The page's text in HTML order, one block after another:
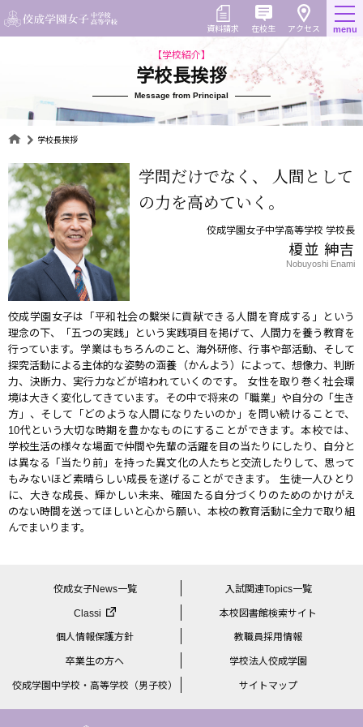
to
content
アクセス
在校生
資料請求 menu
【学校紹介】
学校長挨拶
Message from Principal
学校長挨拶
学問だけでなく、
人間として
の力を高めていく。
佼成学園女子中学高等学校 学校長
榎並 紳吉
Nobuyoshi Enami
佼成学園女子は「平和社会の繫栄に貢献できる人間を育成する」という
理念の下、「五つの実践」という実践項目を掲げて、人間力を養う教育を
行っています。学業はもちろんのこと、海外研修、行事や部活動、そして
探究活動による主体的な姿勢の涵養（かんよう）によって、想像力、判断
力、決断力、実行力などが培われていくのです。 女性を取り巻く社会環
境は大きく変化してきています。その中で将来の「職業」や自分の「生き
方」、そして「どのような人間になりたいのか」を問い続けることで、
10代という大切な時期を豊かなものにすることができます。本校では、
学校生活の様々な場面で仲間や先輩の活躍を目の当たりにしたり、自分と
は異なる「当たり前」を持った異文化の人たちと交流したりして、思って
もみないほど素晴らしい成長を遂げることができます。 生徒一人ひとり
に、大きな成長、輝かしい未来、確固たる自分づくりのためのかけがえ
のない時間を送ってほしいと心から願い、本校の教育活動に全力で取り組
んでまいります。
佼成女子News一覧 入試関連Topics一覧
Classi 本校図書館検索サイト
個人情報保護方針 教職員採用情報
卒業生の方へ 学校法人佼成学園
佼成学園中学校・高等学校（男子校） サイトマップ